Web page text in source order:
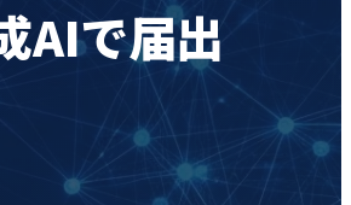
AIで届出